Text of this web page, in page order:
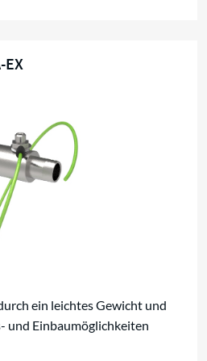
EX
ein leichtes Gewicht und
und Einbaumöglichkeiten